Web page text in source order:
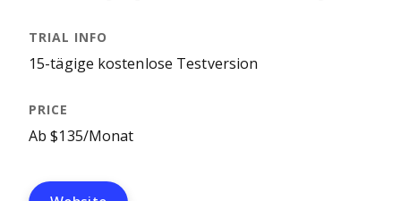
15-tägige kostenlose Testversion
Ab $135/Monat